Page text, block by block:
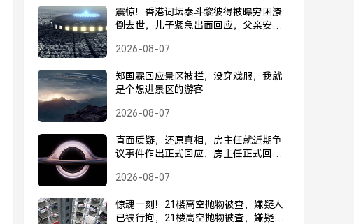
震惊！香港词坛泰斗黎彼得被曝穷困潦
倒去世，儿子紧急出面回应，父亲安
紧急回应，父亲安好并未离世
2026-08-07
郑国霖回应景区被拦，没穿戏服，我就
是个想进景区的游客
2026-08-07
直面质疑，还原真相，房主任就近期争
议事件作出正式回应，房主任正式回应
2026-08-07
惊魂一刻！21楼高空抛物被查，嫌疑人
已被行拘，21楼高空抛物被查，嫌疑人